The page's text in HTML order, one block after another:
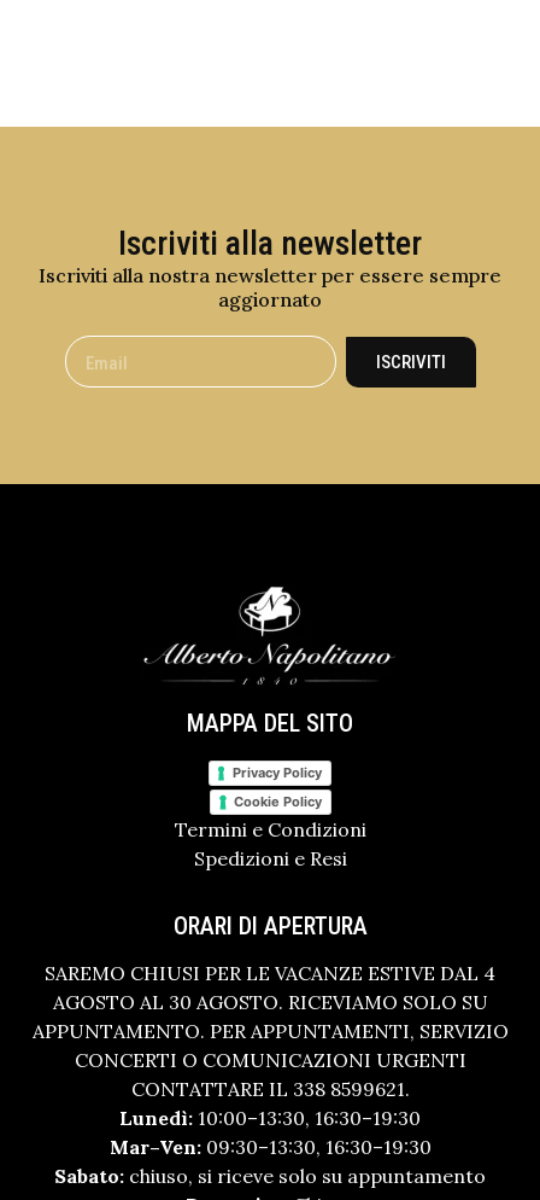
Iscriviti alla newsletter
Iscriviti alla nostra newsletter per essere sempre
aggiornato
ISCRIVITI
MAPPA DEL SITO
Privacy Policy
Cookie Policy
Termini e Condizioni
Spedizioni e Resi
ORARI DI APERTURA
SAREMO CHIUSI PER LE VACANZE ESTIVE DAL 4
AGOSTO AL 30 AGOSTO. RICEVIAMO SOLO SU
APPUNTAMENTO. PER APPUNTAMENTI, SERVIZIO
CONCERTI O COMUNICAZIONI URGENTI
CONTATTARE IL 338 8599621.
Lunedì: 10:00–13:30, 16:30–19:30
Mar–Ven:09:30–13:30, 16:30–19:30
Sabato: chiuso, si riceve solo su appuntamento